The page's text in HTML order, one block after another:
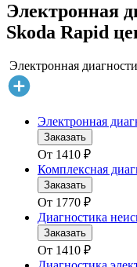
Электронная
Skoda Rapid
Электронная
Электронная
Заказать
От 1410 ₽
Комплексная
Заказать
От 1770 ₽
Диагностика
Заказать
От 1410 ₽